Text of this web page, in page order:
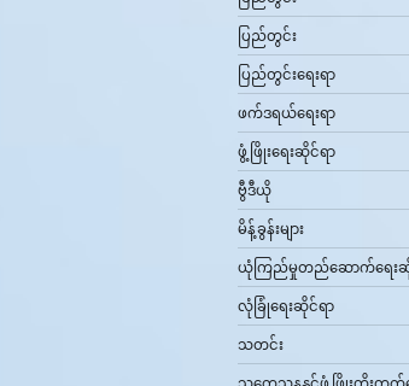
ပြည်တွင်း
ပြည်တွင်းရေးရာ
ဖက်ဒရယ်ရေးရာ
ဖွံ့ဖြိုးရေးဆိုင်ရာ
ဗွီဒီယို
မိန့်ခွန်းများ
ယုံကြည်မှုတည်ဆောက်ရေးဆို
လုံခြုံရေးဆိုင်ရာ
သတင်း